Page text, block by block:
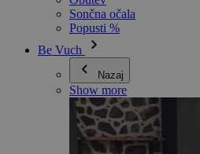
Sončna očala
Popusti %
Be Vuch
Nazaj
Show more